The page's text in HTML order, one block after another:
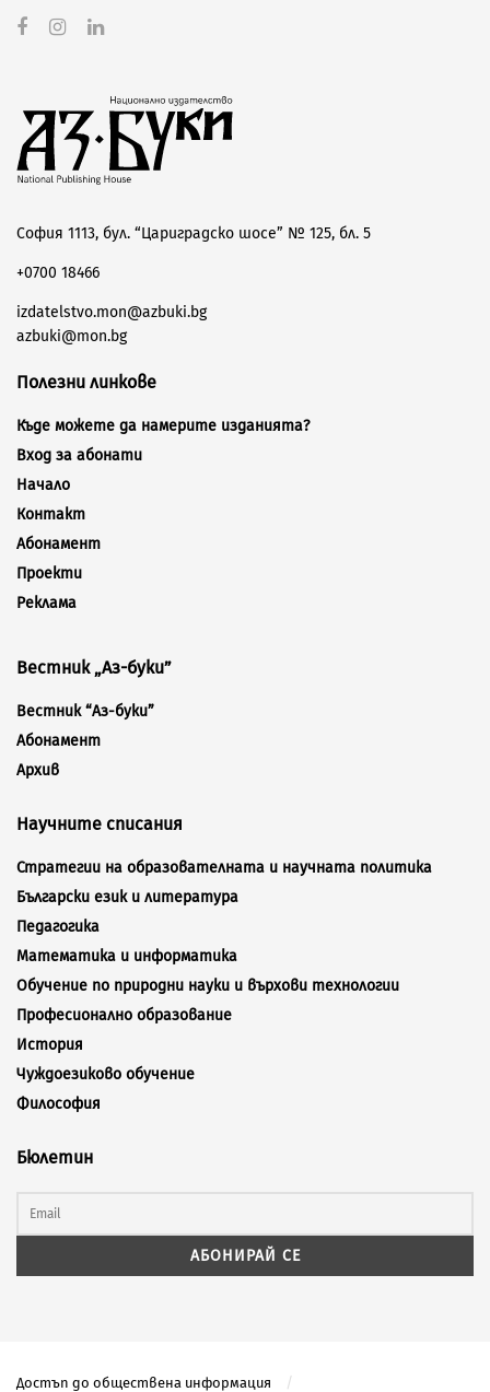
София 1113, бул. “Цариградско шосе” № 125, бл. 5
+0700 18466
izdatelstvo.mon@azbuki.bg
azbuki@mon.bg
Полезни линкове
Къде можете да намерите изданията?
Вход за абонати
Начало
Контакт
Абонамент
Проекти
Реклама
Вестник „Аз-буки”
Вестник “Аз-буки”
Абонамент
Архив
Научните списания
Стратегии на образователната и научната политика
Български език и литература
Педагогика
Математика и информатика
Обучение по природни науки и върхови технологии
Професионално образование
История
Чуждоезиково обучение
Философия
Бюлетин
Достъп до обществена информация